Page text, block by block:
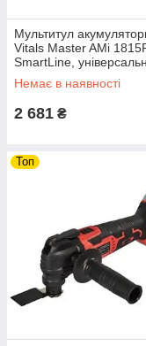
Мультитул
Vitals Master AMi
SmartLine,
мультитул 18 В
Немає в наявності
2 681 ₴
Топ